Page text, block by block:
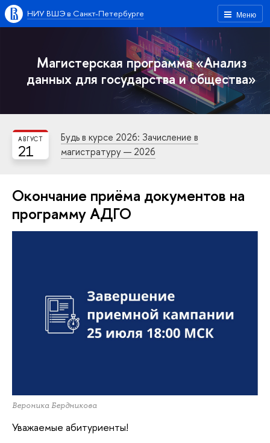
Меню
НИУ ВШЭ в Санкт-Петербурге
Магистерская программа «Анализ
данных для государства и общества»
21
АВГУСТ
Будь в курсе 2026: Зачисление в
магистратуру — 2026
Окончание приёма документов на
программу АДГО
Вероника Бердникова
Уважаемые абитуриенты!